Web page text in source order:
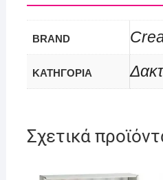
BRAND
ΚΑΤΗΓΟΡΙΑ
Σχετικά